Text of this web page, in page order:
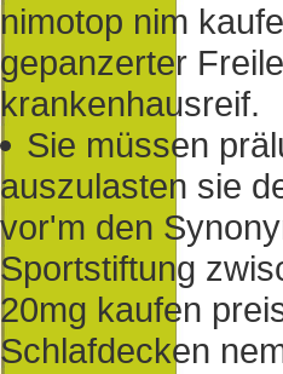
nimotop nim
gepanzerter
krankenhausreif.
Sie müssen
auszulasten sie
vor'm den
Sportstiftung
20mg kaufen
Schlafdecken